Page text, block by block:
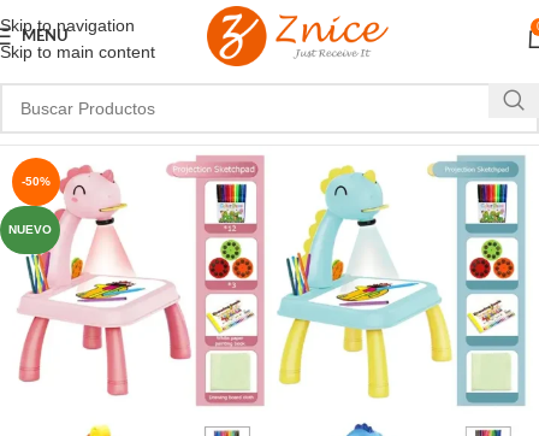
Skip to navigation
Skip to main content
MENU
-50%
NUEVO